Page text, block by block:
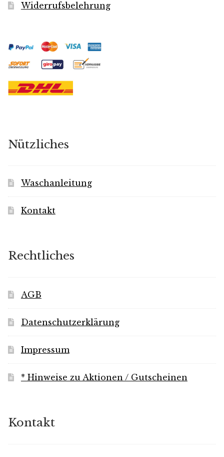
Widerrufsbelehrung
Nützliches
Waschanleitung
Kontakt
Rechtliches
AGB
Datenschutzerklärung
Impressum
* Hinweise zu Aktionen / Gutscheinen
Kontakt